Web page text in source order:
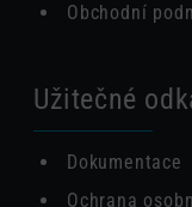
Obchodní
Užitečné
Dokumentace
Ochrana